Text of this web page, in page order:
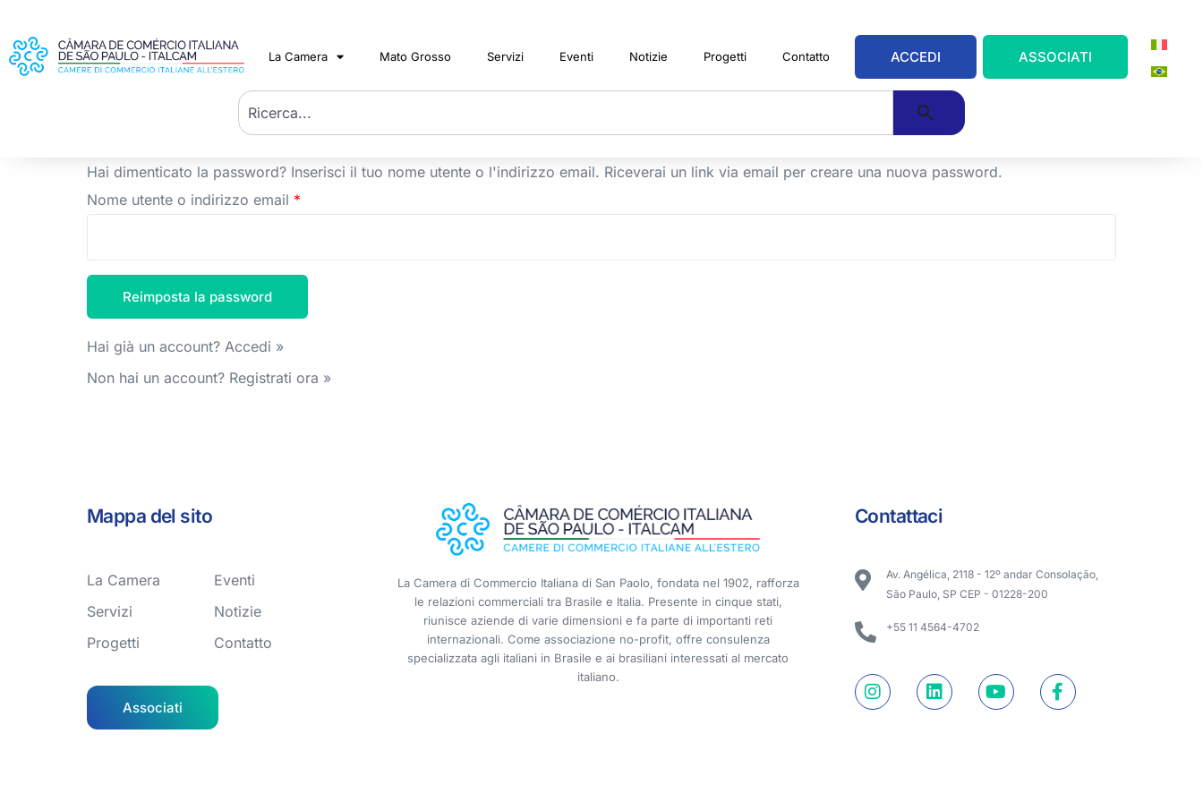
La Camera Mato Grosso Servizi Eventi Notizie Progetti Contatto ACCEDI ASSOCIATI
Hai dimenticato la password? Inserisci il tuo nome utente o l'indirizzo email. Riceverai un link via email per creare una nuova password.
Nome utente o indirizzo email *
Hai già un account? Accedi »
Non hai un account? Registrati ora »
Mappa del sito
La Camera
Servizi
Progetti
Eventi
Notizie
Contatto
Associati
La Camera di Commercio Italiana di San Paolo, fondata nel 1902, rafforza
le relazioni commerciali tra Brasile e Italia. Presente in cinque stati,
riunisce aziende di varie dimensioni e fa parte di importanti reti
internazionali. Come associazione no-profit, offre consulenza
specializzata agli italiani in Brasile e ai brasiliani interessati al mercato
italiano.
Contattaci
Av. Angélica, 2118 - 12º andar Consolação,
São Paulo, SP CEP - 01228-200
+55 11 4564-4702